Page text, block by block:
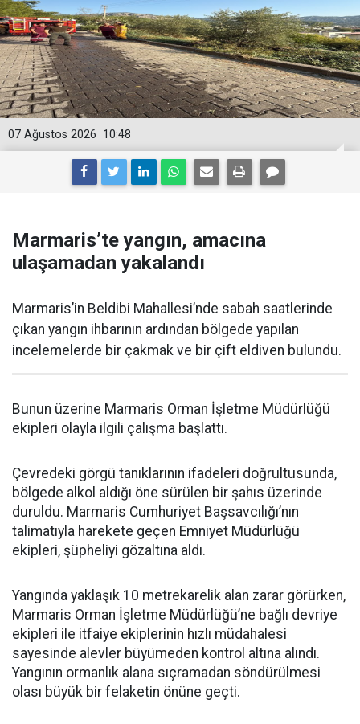
10:48
07 Ağustos 2026
Marmaris’te yangın, amacına
ulaşamadan yakalandı
Marmaris’in Beldibi Mahallesi’nde sabah saatlerinde
çıkan yangın ihbarının ardından bölgede yapılan
incelemelerde bir çakmak ve bir çift eldiven bulundu.
Bunun üzerine Marmaris Orman İşletme Müdürlüğü
ekipleri olayla ilgili çalışma başlattı.
Çevredeki görgü tanıklarının ifadeleri doğrultusunda,
bölgede alkol aldığı öne sürülen bir şahıs üzerinde
duruldu. Marmaris Cumhuriyet Başsavcılığı’nın
talimatıyla harekete geçen Emniyet Müdürlüğü
ekipleri, şüpheliyi gözaltına aldı.
Yangında yaklaşık 10 metrekarelik alan zarar görürken,
Marmaris Orman İşletme Müdürlüğü’ne bağlı devriye
ekipleri ile itfaiye ekiplerinin hızlı müdahalesi
sayesinde alevler büyümeden kontrol altına alındı.
Yangının ormanlık alana sıçramadan söndürülmesi
olası büyük bir felaketin önüne geçti.